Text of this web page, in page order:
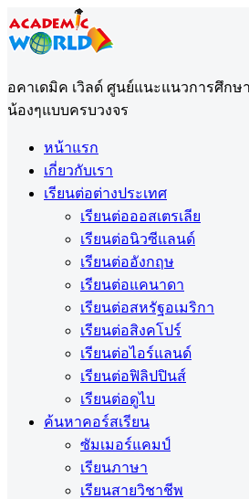
อคาเดมิค เวิลด์ ศูนย์แนะแนวการศึกษ
น้องๆแบบครบวงจร
หน้าแรก
เกี่ยวกับเรา
เรียนต่อต่างประเทศ
เรียนต่อออสเตรเลีย
เรียนต่อนิวซีแลนด์
เรียนต่ออังกฤษ
เรียนต่อแคนาดา
เรียนต่อสหรัฐอเมริกา
เรียนต่อสิงคโปร์
เรียนต่อไอร์แลนด์
เรียนต่อฟิลิปปินส์
เรียนต่อดูไบ
ค้นหาคอร์สเรียน
ซัมเมอร์แคมป์
เรียนภาษา
เรียนสายวิชาชีพ